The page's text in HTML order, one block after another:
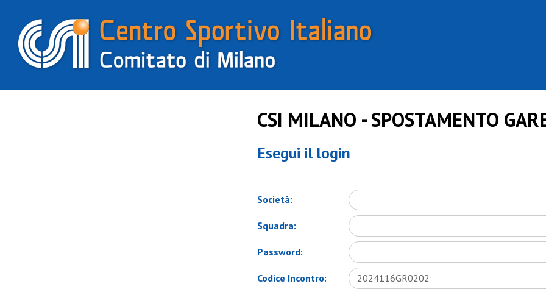
CSI MILANO - SPOSTAMENTO
Esegui il login
Società:
Squadra:
Password:
Codice Incontro: